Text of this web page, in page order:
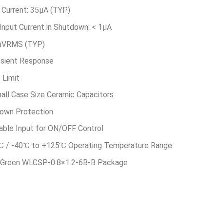
35μA (TYP)
Current in Shutdown: < 1μA
(TYP)
Response
Limit
Case Size Ceramic Capacitors
Protection
Input for ON/OFF Control
/ -40℃ to +125℃ Operating Temperature Range
WLCSP-0.8×1.2-6B-B Package